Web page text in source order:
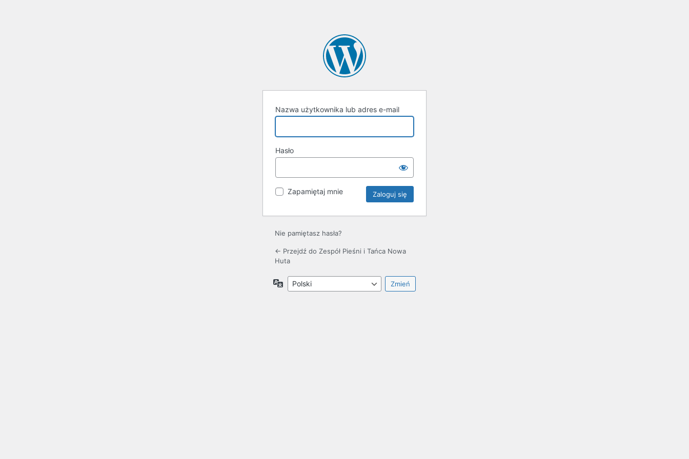
Nazwa użytkownika lub adres e-mail
Hasło
Zapamiętaj mnie
Nie pamiętasz hasła?
← Przejdź do Zespół Pieśni i Tańca Nowa
Huta
Język